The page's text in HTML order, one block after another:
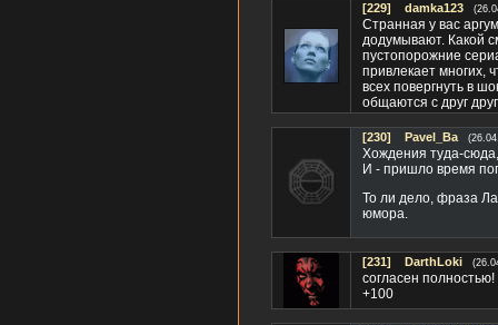
[229] damka123
Странная у вас
додумывают. Какой
пустопорожние
привлекает многих,
всех повергнуть в
общаются с друг
[230] Pavel_Ba
Хождения туда-
И - пришло время
То ли дело, фраза
юмора.
[231] DarthLoki
согласен полностью!
+100